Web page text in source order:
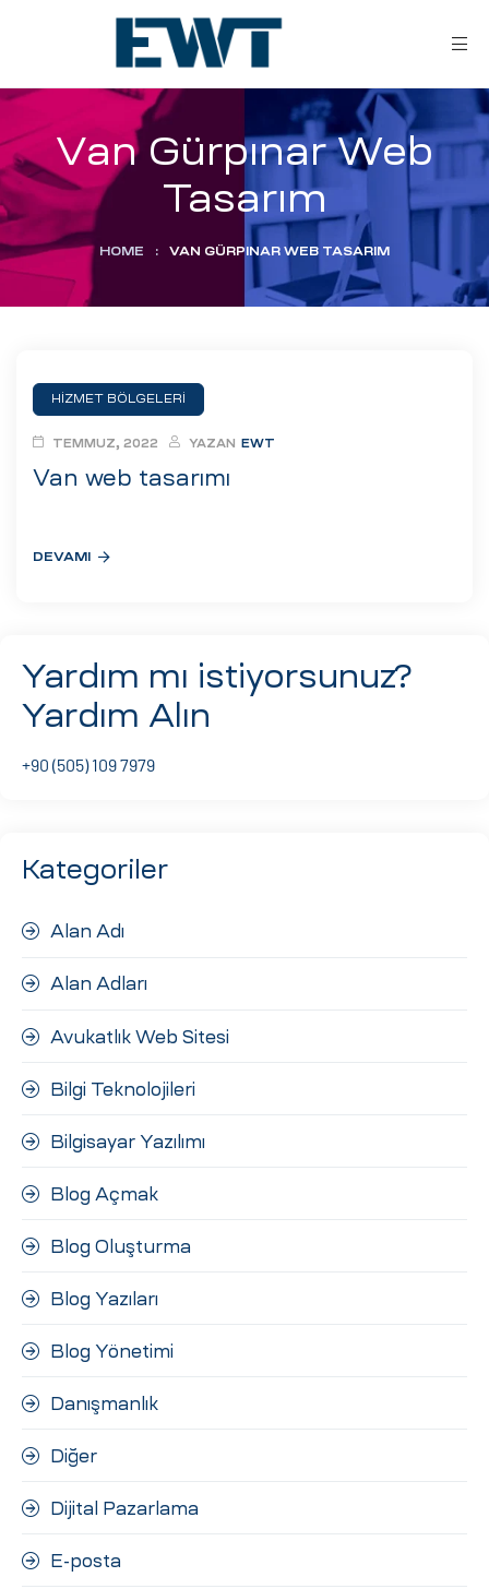
Van Gürpınar Web
Tasarım
HOME : VAN GÜRPINAR WEB TASARIM
HİZMET BÖLGELERİ
Van web tasarımı
TEMMUZ, 2022 YAZAN EWT
DEVAMI
Yardım mı istiyorsunuz?
Yardım Alın
+90 (505) 109 7979
Kategoriler
Alan Adı
Alan Adları
Avukatlık Web Sitesi
Bilgi Teknolojileri
Bilgisayar Yazılımı
Blog Açmak
Blog Oluşturma
Blog Yazıları
Blog Yönetimi
Danışmanlık
Diğer
Dijital Pazarlama
E-posta